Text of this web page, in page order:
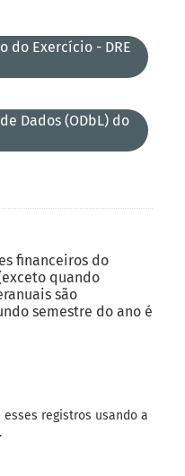
do Exercício - DRE
Dados (ODbL) do
financeiros do
quando
são
semestre do ano é
registros usando a